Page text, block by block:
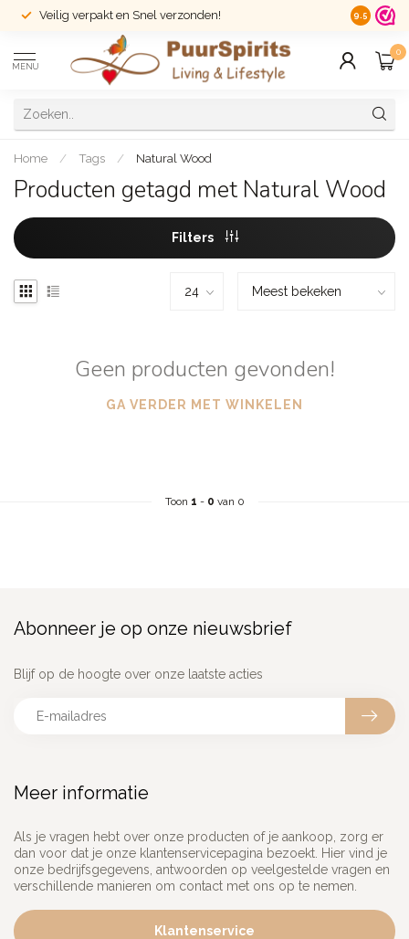
Veilig verpakt en Snel verzonden! 14 dagen
9.5
MENU
0
Home / Tags / Natural Wood
Producten getagd met Natural Wood
Filters
Geen producten gevonden!
GA VERDER MET WINKELEN
Toon 1 - 0 van 0
Meer informatie
Als je vragen hebt over onze producten of je aankoop, zorg er
dan voor dat je onze klantenservicepagina bezoekt. Hier vind je
onze bedrijfsgegevens, antwoorden op veelgestelde vragen en
verschillende manieren om contact met ons op te nemen.
Klantenservice
Abonneer je op onze nieuwsbrief
Blijf op de hoogte over onze laatste acties